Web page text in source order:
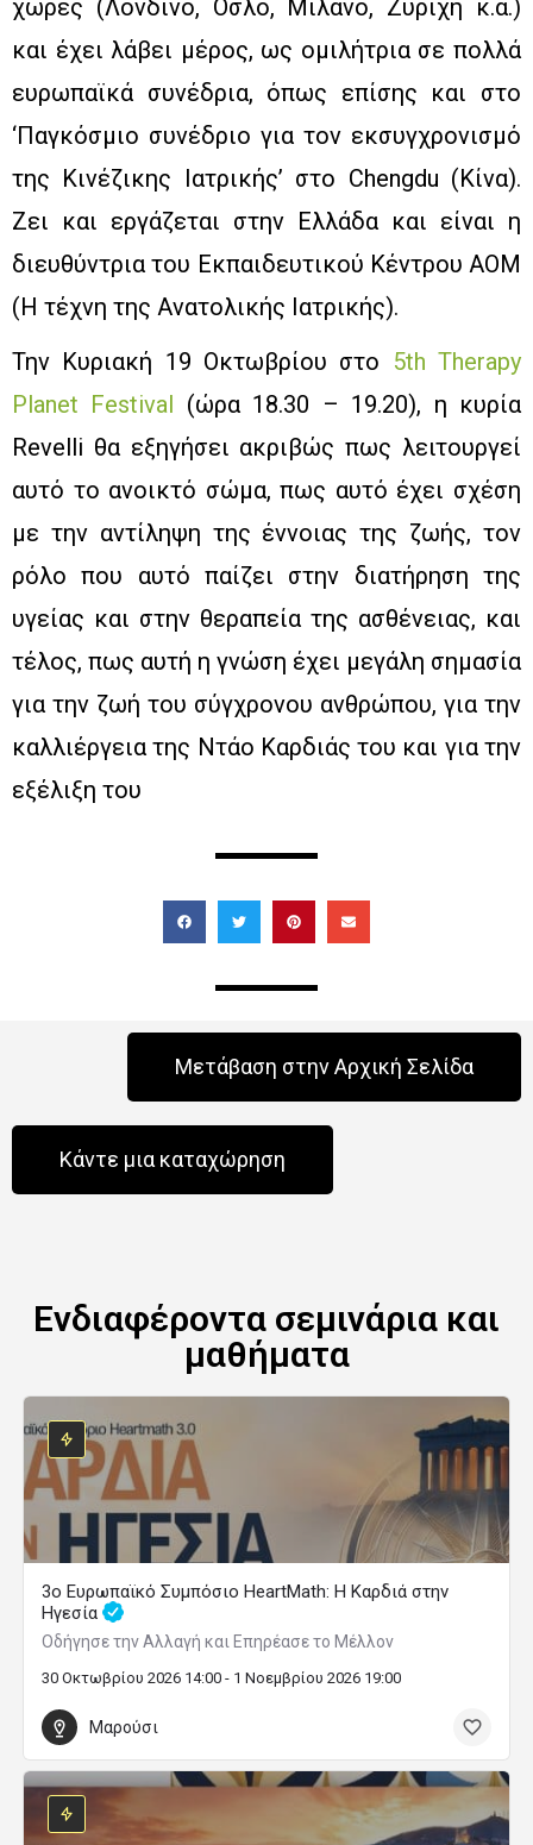
χώρες (Λονδίνο, Όσλο, Μιλάνο, Ζυρίχη κ.α.)
και έχει λάβει μέρος, ως ομιλήτρια σε πολλά
ευρωπαϊκά συνέδρια, όπως επίσης και στο
‘Παγκόσμιο συνέδριο για τον εκσυγχρονισμό
της Κινέζικης Ιατρικής’ στο Chengdu (Κίνα).
Ζει και εργάζεται στην Ελλάδα και είναι η
διευθύντρια του Εκπαιδευτικού Κέντρου ΑΟΜ
(Η τέχνη της Ανατολικής Ιατρικής).
Την Κυριακή 19 Οκτωβρίου στο 5th Therapy
Planet Festival (ώρα 18.30 – 19.20), η κυρία
Revelli θα εξηγήσει ακριβώς πως λειτουργεί
αυτό το ανοικτό σώμα, πως αυτό έχει σχέση
με την αντίληψη της έννοιας της ζωής, τον
ρόλο που αυτό παίζει στην διατήρηση της
υγείας και στην θεραπεία της ασθένειας, και
τέλος, πως αυτή η γνώση έχει μεγάλη σημασία
για την ζωή του σύγχρονου ανθρώπου, για την
καλλιέργεια της Ντάο Καρδιάς του και για την
εξέλιξη του
Μετάβαση στην Αρχική Σελίδα
Κάντε μια καταχώρηση
Ενδιαφέροντα σεμινάρια και
μαθήματα
3ο Ευρωπαϊκό Συμπόσιο HeartMath: Η Καρδιά στην
Ηγεσία
Οδήγησε την Αλλαγή και Επηρέασε το Μέλλον
30 Οκτωβρίου 2026 14:00 - 1 Νοεμβρίου 2026 19:00
Μαρούσι